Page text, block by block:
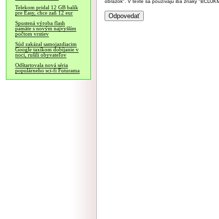
Telekom pridal 12 GB balík
pre Easy, chce zaň 12 eur
Spustená výroba flash
pamäte s novým najvyšším
počtom vrstiev
Súd zakázal samojazdiacim
Google taxíkom dobíjanie v
noci, rušili obyvateľov
Odštartovala nová séria
populárneho sci-fi Futurama
obrázok". V texte sa používajú iba znaky